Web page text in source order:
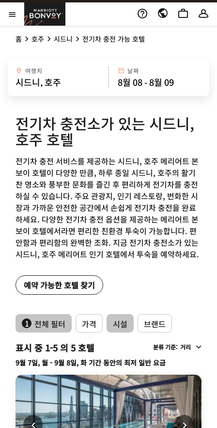
Skip to Content
메뉴 열기
Marriott Bonvoy
홈 호주 시드니 전기차 충전 가능 호텔
여행지 날짜
전기차 충전소가 있는 시드니,
호주 호텔
전기차 충전 서비스를 제공하는 시드니, 호주 메리어트 본
보이 호텔이 다양한 만큼, 하루 종일 시드니, 호주의 활기
찬 명소와 풍부한 문화를 즐긴 후 편리하게 전기차를 충전
하실 수 있습니다. 주요 관광지, 인기 레스토랑, 번화한 시
장과 가까운 안전한 공간에서 손쉽게 전기차 충전을 완료
하세요. 다양한 전기차 충전 옵션을 제공하는 메리어트 본
보이 호텔에서라면 편리한 친환경 투숙이 가능합니다. 편
안함과 편리함의 완벽한 조화. 지금 전기차 충전소가 있는
시드니, 호주 메리어트 인기 호텔에서 투숙을 예약하세요.
예약 가능한 호텔 찾기
1 전체 필터 가격 시설 브랜드
표시 중 1-5 의 5 호텔 분류 기준: 거리
9월 7일, 월 - 9월 8일, 화 기간 동안의 최저 일반 요금